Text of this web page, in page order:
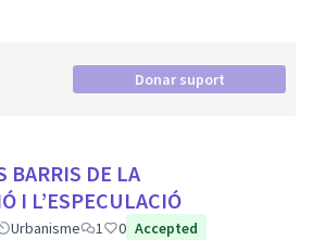
Donar suport
BARRIS DE LA
I L’ESPECULACIÓ
Urbanisme 1 0 Accepted